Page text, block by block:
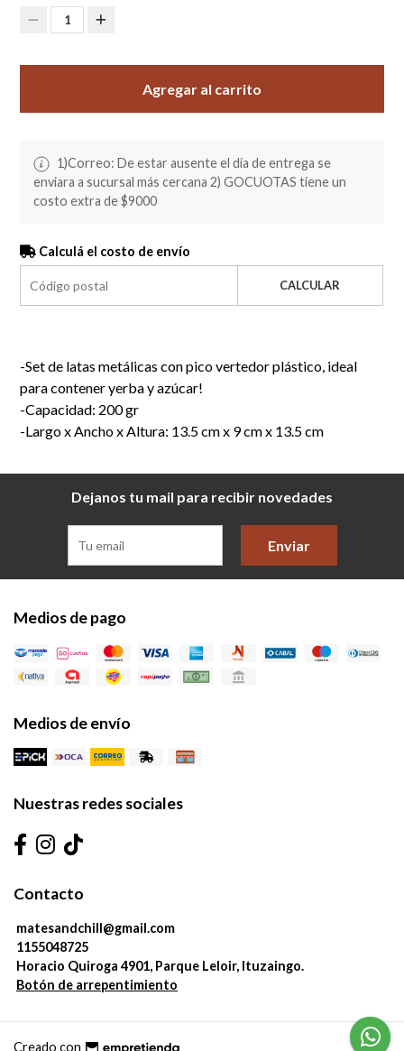
1
Agregar al carrito
1)Correo: De estar ausente el día de entrega se
enviara a sucursal más cercana 2) GOCUOTAS tiene un
costo extra de $9000
Calculá el costo de envío
CALCULAR
-Set de latas metálicas con pico vertedor plástico, ideal
para contener yerba y azúcar!
-Capacidad: 200 gr
-Largo x Ancho x Altura: 13.5 cm x 9 cm x 13.5 cm
Dejanos tu mail para recibir novedades
Enviar
Medios de pago
Medios de envío
Nuestras redes sociales
Contacto
matesandchill@gmail.com
1155048725
Horacio Quiroga 4901, Parque Leloir, Ituzaingo.
Botón de arrepentimiento
Creado con